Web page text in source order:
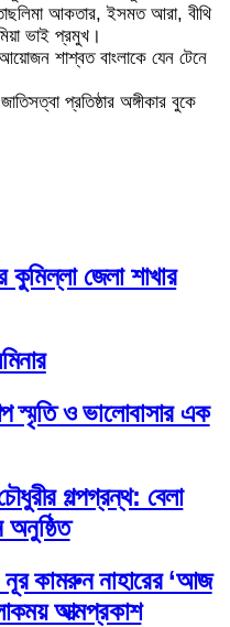
তাছলিমা আকতার, ইসমত আরা, বীথি
ভাই প্রমুখ।
শাশ্বত বাংলাকে যেন টেনে
প্রতিষ্ঠার অঙ্গীকার বুকে
কুমিল্লা জেলা শাখার
স্মৃতি ও ভালোবাসার এক
গল্পগ্রন্থ: বেলা
নূর কামরুন নাহারের ‘আজ
আত্মপ্রকাশ